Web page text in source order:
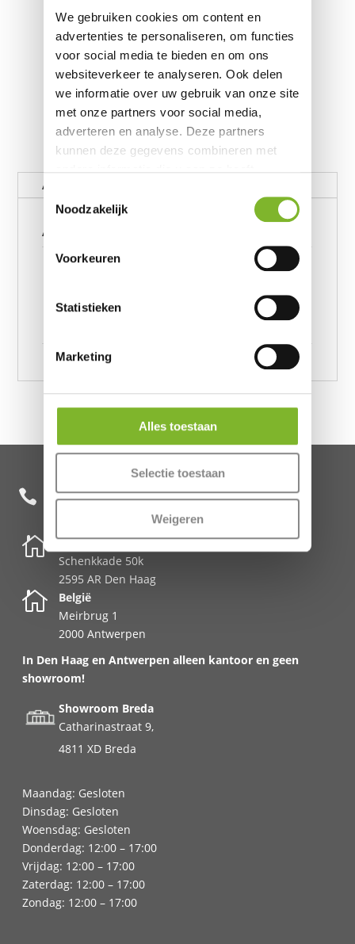
We gebruiken cookies om content en
advertenties te personaliseren, om functies
voor social media te bieden en om ons
websiteverkeer te analyseren. Ook delen
we informatie over uw gebruik van onze site
met onze partners voor social media,
adverteren en analyse. Deze partners
kunnen deze gegevens combineren met
basis van uw gebruik van hun services.
Toestemmingsselectie
Noodzakelijk
Voorkeuren
Statistieken
Marketing
Alles toestaan
Selectie toestaan
Weigeren
Aanvullende informatie
Aanvullende informatie
Bamboo Touch Olive Groen
Olive Groen 200 x 220,
Bamboo Touch Olive Groen
 +31 85 482 0020

Nederland
Schenkkade 50k
2595 AR Den Haag

België
Meirbrug 1
2000 Antwerpen
In Den Haag en Antwerpen alleen kantoor en geen
showroom!
Showroom Breda
Catharinastraat 9,
4811 XD Breda
Maandag: Gesloten
Dinsdag: Gesloten
Woensdag: Gesloten
Donderdag: 12:00 – 17:00
Vrijdag: 12:00 – 17:00
Zaterdag: 12:00 – 17:00
Zondag: 12:00 – 17:00